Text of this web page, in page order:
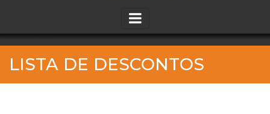
_banner_me_
LISTA DE DESCONTOS